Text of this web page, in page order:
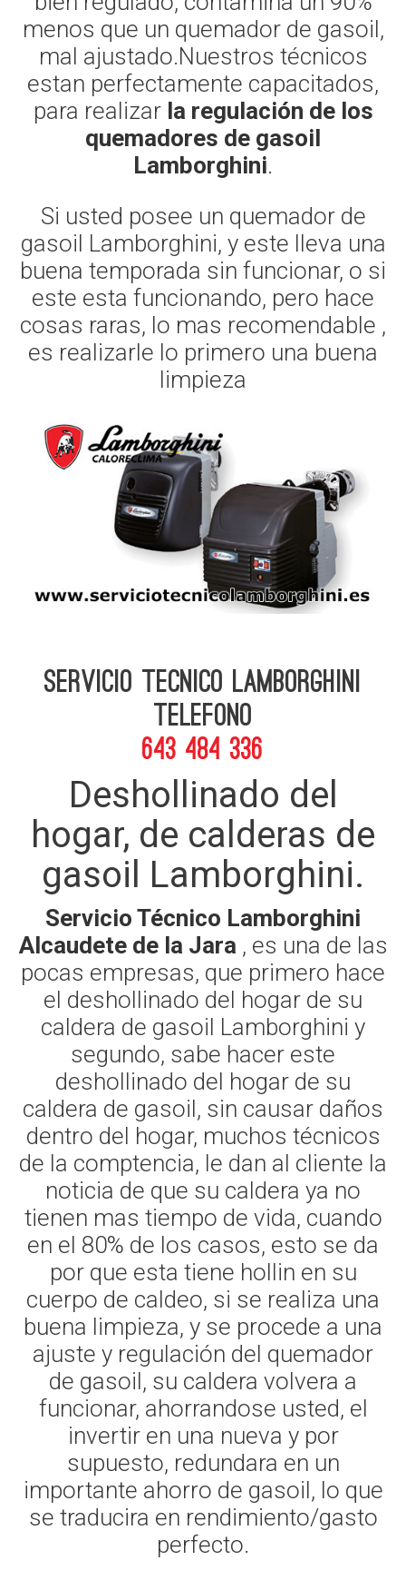
menos que un quemador de gasoil,
mal ajustado.Nuestros técnicos
estan perfectamente capacitados,
para realizar la regulación de los
quemadores de gasoil
Lamborghini.
Si usted posee un quemador de
gasoil Lamborghini, y este lleva una
buena temporada sin funcionar, o si
este esta funcionando, pero hace
cosas raras, lo mas recomendable ,
es realizarle lo primero una buena
limpieza
Servicio Tecnico Lamborghini
telefono
643 484 336
Deshollinado del
hogar, de calderas de
gasoil Lamborghini.
Servicio Técnico Lamborghini
Alcaudete de la Jara , es una de las
pocas empresas, que primero hace
el deshollinado del hogar de su
caldera de gasoil Lamborghini y
segundo, sabe hacer este
deshollinado del hogar de su
caldera de gasoil, sin causar daños
dentro del hogar, muchos técnicos
de la comptencia, le dan al cliente la
noticia de que su caldera ya no
tienen mas tiempo de vida, cuando
en el 80% de los casos, esto se da
por que esta tiene hollin en su
cuerpo de caldeo, si se realiza una
buena limpieza, y se procede a una
ajuste y regulación del quemador
de gasoil, su caldera volvera a
funcionar, ahorrandose usted, el
invertir en una nueva y por
supuesto, redundara en un
importante ahorro de gasoil, lo que
se traducira en rendimiento/gasto
perfecto.